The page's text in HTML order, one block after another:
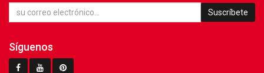
Suscríbete
Síguenos